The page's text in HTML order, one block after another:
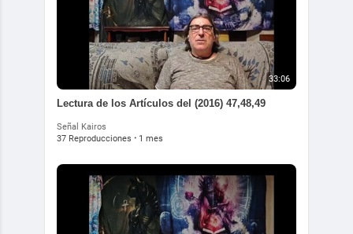
33:06
Lectura de los Artículos del (2016) 47,48,49
Señal Kairos
37 Reproducciones · 1 mes